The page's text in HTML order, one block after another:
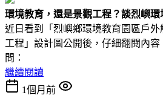
環境教育，還是景觀工程？談烈嶼
近日看到「烈嶼鄉環境教育園區戶
工程」設計圖公開後，仔細翻閱內
問：
繼續閱讀
1個月前